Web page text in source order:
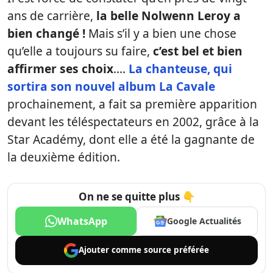
ans de carrière, la belle Nolwenn Leroy a
bien changé ! Mais s’il y a bien une chose
qu’elle a toujours su faire, c’est bel et bien
affirmer ses choix…. La chanteuse, qui
sortira son nouvel album La Cavale
prochainement, a fait sa première apparition
devant les téléspectateurs en 2002, grâce à la
Star Académy, dont elle a été la gagnante de
la deuxième édition.
On ne se quitte plus 👇
WhatsApp Google Actualités
Ajouter comme source préférée